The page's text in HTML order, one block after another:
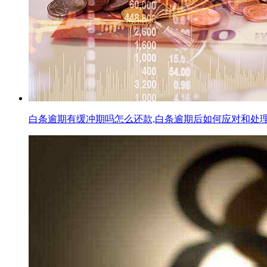
白条逾期有缓冲期吗怎么还款,白条逾期后如何应对和处